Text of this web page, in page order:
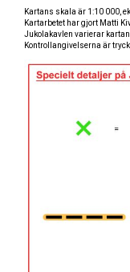
Kartans skala är 1:10 000,
Kartarbetet har gjort Matti
Jukolakavlen varierar
Kontrollangivelserna är